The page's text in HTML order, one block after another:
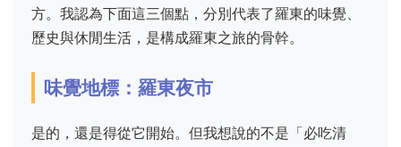
方。我認為下面這三個點，分別代表了羅東的味覺、
歷史與休閒生活，是構成羅東之旅的骨幹。
味覺地標：羅東夜市
是的，還是得從它開始。但我想說的不是「必吃清